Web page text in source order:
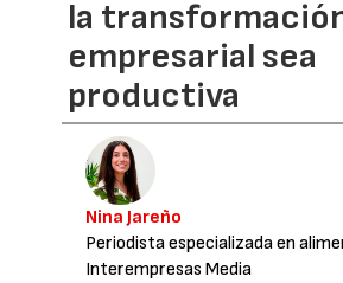
la
empresarial sea
productiva
Nina Jareño
Periodista especializada en
Interempresas Media